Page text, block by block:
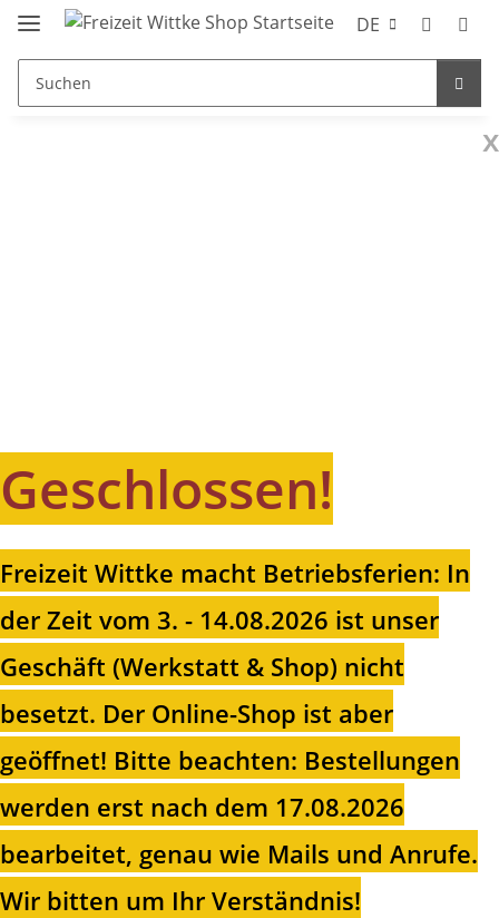
DE
x
Geschlossen!
Freizeit Wittke macht Betriebsferien: In
der Zeit vom 3. - 14.08.2026 ist unser
Geschäft (Werkstatt & Shop) nicht
besetzt. Der Online-Shop ist aber
geöffnet! Bitte beachten: Bestellungen
werden erst nach dem 17.08.2026
bearbeitet, genau wie Mails und Anrufe.
Wir bitten um Ihr Verständnis!